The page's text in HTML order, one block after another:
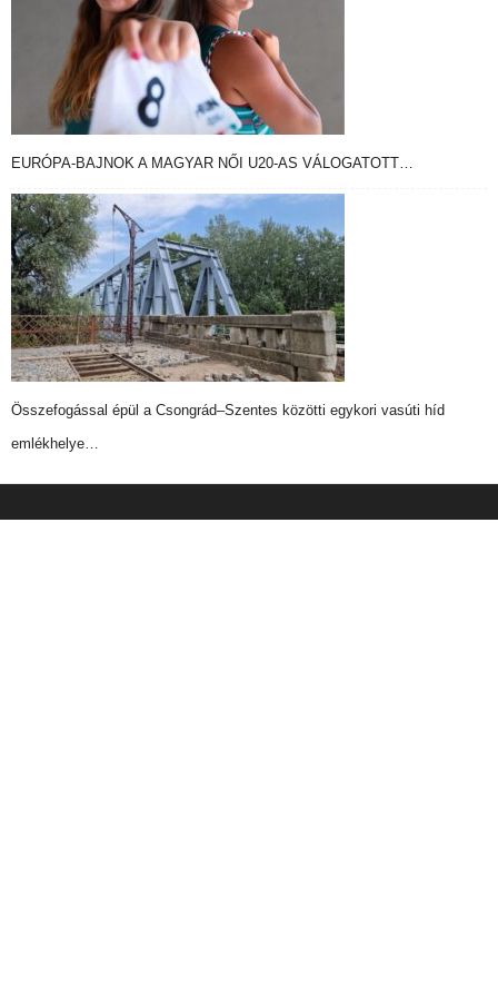
EURÓPA-BAJNOK A MAGYAR NŐI U20-AS VÁLOGATOTT…
Összefogással épül a Csongrád–Szentes közötti egykori vasúti híd
emlékhelye…